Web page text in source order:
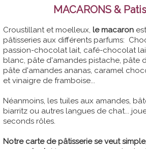
MACARONS &
Croustillant et moelleux, le macaron
pâtisseries aux différents parfums:
passion-chocolat lait, café-chocolat
blanc, pâte d'amandes pistache, pâte
pâte d'amandes ananas, caramel
et vinaigre de framboise...
Néanmoins, les tuiles aux amandes,
biarritz ou autres langues de chat...
seconds rôles.
Notre carte de pâtisserie se veut